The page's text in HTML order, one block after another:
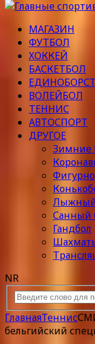
МАГАЗИН
ФУТБОЛ
ХОККЕЙ
БАСКЕТБОЛ
ВОЛЕЙБОЛ
ТЕННИС
АВТОСПОРТ
ДРУГОЕ
Зимние
Санный
Гандбол
NR
ГлавнаяТеннис
бельгийский